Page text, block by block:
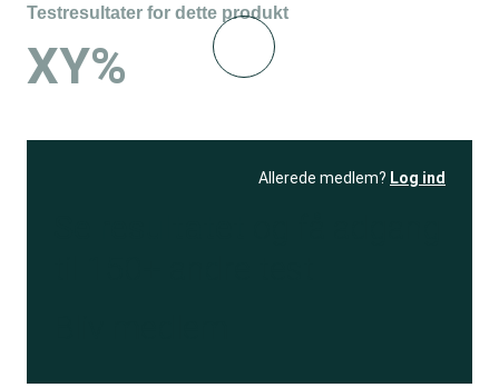
Testresultater for dette produkt
XY%
Allerede medlem? Log ind